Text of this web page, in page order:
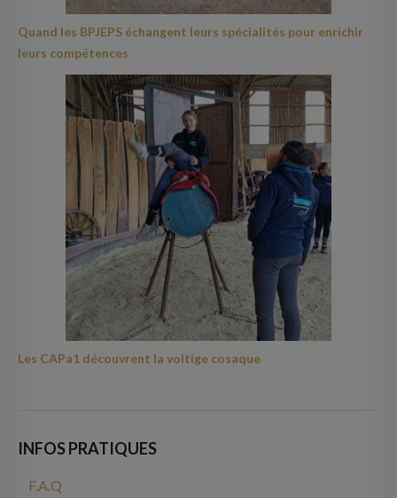
Quand les BPJEPS échangent leurs spécialités pour enrichir
leurs compétences
Les CAPa1 découvrent la voltige cosaque
INFOS PRATIQUES
F.A.Q